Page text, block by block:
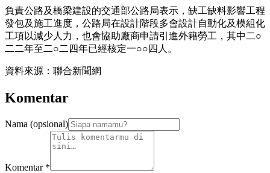
負責公路及橋梁建設的交通部公路局表示，缺工缺料影響工程
發包及施工進度，公路局在設計階段多會設計自動化及模組化
工項以減少人力，也會協助廠商申請引進外籍勞工，其中二○
二二年至二○二四年已經核定一○○四人。
資料來源：聯合新聞網
Komentar
Nama (opsional)
Komentar *